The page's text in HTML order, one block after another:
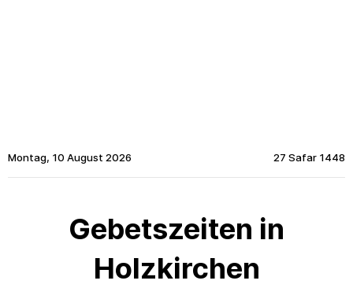
Montag, 10 August 2026 27 Safar 1448
Gebetszeiten in
Holzkirchen